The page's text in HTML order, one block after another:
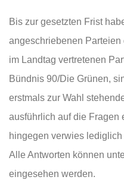
Bis zur gesetzten Frist
angeschriebenen Parteien
im Landtag vertretenen
Bündnis 90/Die Grünen,
erstmals zur Wahl
ausführlich auf die Fragen
hingegen verwies
Alle Antworten können
eingesehen werden.